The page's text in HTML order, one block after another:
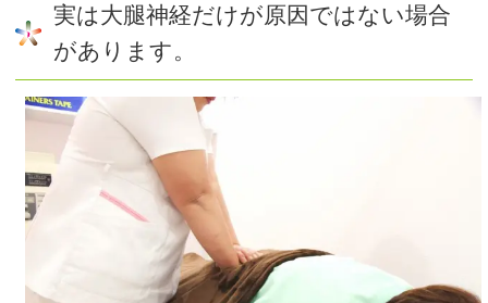
実は大腿神経だけが原因ではない場合
があります。